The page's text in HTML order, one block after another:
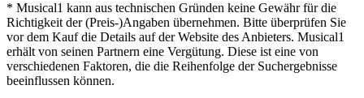
* Musical1 kann aus technischen Gründen keine Gewähr für die
Richtigkeit der (Preis-)Angaben übernehmen. Bitte überprüfen Sie
vor dem Kauf die Details auf der Website des Anbieters. Musical1
erhält von seinen Partnern eine Vergütung. Diese ist eine von
verschiedenen Faktoren, die die Reihenfolge der Suchergebnisse
beeinflussen können.